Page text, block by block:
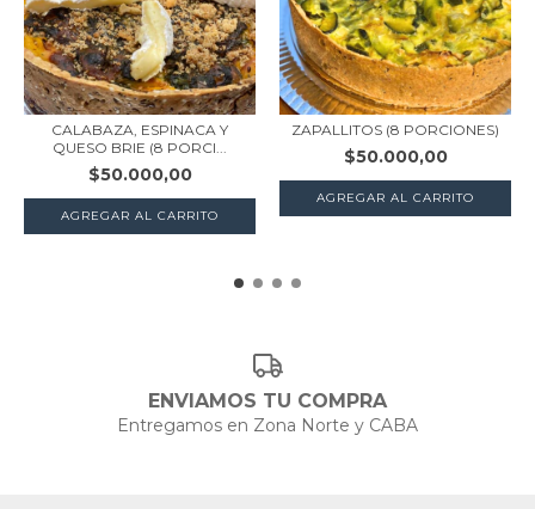
CALABAZA, ESPINACA Y
QUESO BRIE (8 PORCI...
$50.000,00
AGREGAR AL CARRITO
ZAPALLITOS (8 PORCIONES)
$50.000,00
AGREGAR AL CARRITO
ENVIAMOS TU COMPRA
Entregamos en Zona Norte y CABA